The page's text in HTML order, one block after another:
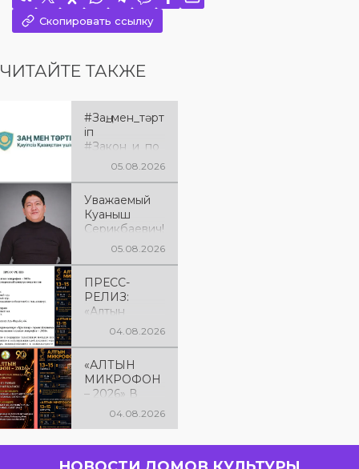
Скопировать ссылку
ЧИТАЙТЕ ТАКЖЕ
#Заң_мен_тәрт
іп
#Закон_и_по
рядок05.08.2026
Уважаемый
Куаныш
Серикбаевич!
От всей
Вас с днём
рождения!
05.08.2026
ПРЕСС-
РЕЛИЗ:
«Алтын
микрофон –
ный конкурс
вокалистов
04.08.2026
«АЛТЫН
МИКРОФОН
– 2026» В
КОСТАНАЕ! С
Костанае
04.08.2026